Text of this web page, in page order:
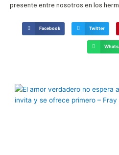
presente entre nosotros en los
Facebook Twitter
PáginaPágina